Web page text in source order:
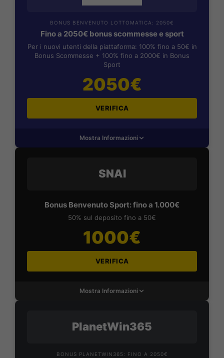
BONUS BENVENUTO LOTTOMATICA: 2050€
Fino a 2050€ bonus scommesse e sport
Per i nuovi utenti della piattaforma: 100% fino a 50€ in
Bonus Scommesse + 100% fino a 2000€ in Bonus
Sport
2050€
VERIFICA
Mostra Informazioni
SNAI
Bonus Benvenuto Sport: fino a 1.000€
50% sul deposito fino a 50€
1000€
VERIFICA
Mostra Informazioni
PlanetWin365
BONUS PLANETWIN365: FINO A 2050€